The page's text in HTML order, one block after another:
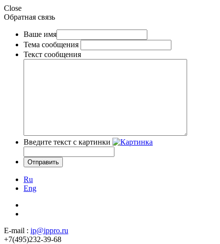
Close
Обратная связь
Ваше имя
Тема сообщения
Текст сообщения
Введите текст с картинки
Ru
Eng
E-mail : ip@ippro.ru
+7(495)232-39-68